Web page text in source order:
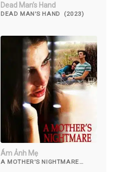
Dead Man’s Hand
DEAD MAN'S HAND (2023)
Ám Ảnh Mẹ
A MOTHER'S NIGHTMARE